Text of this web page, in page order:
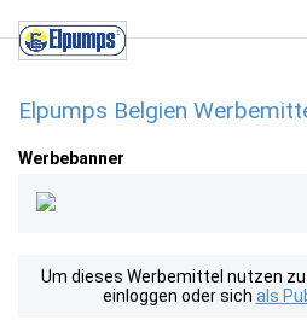
Elpumps Belgien
Werbebanner
Um dieses Werbemittel nutzen
einloggen oder sich als